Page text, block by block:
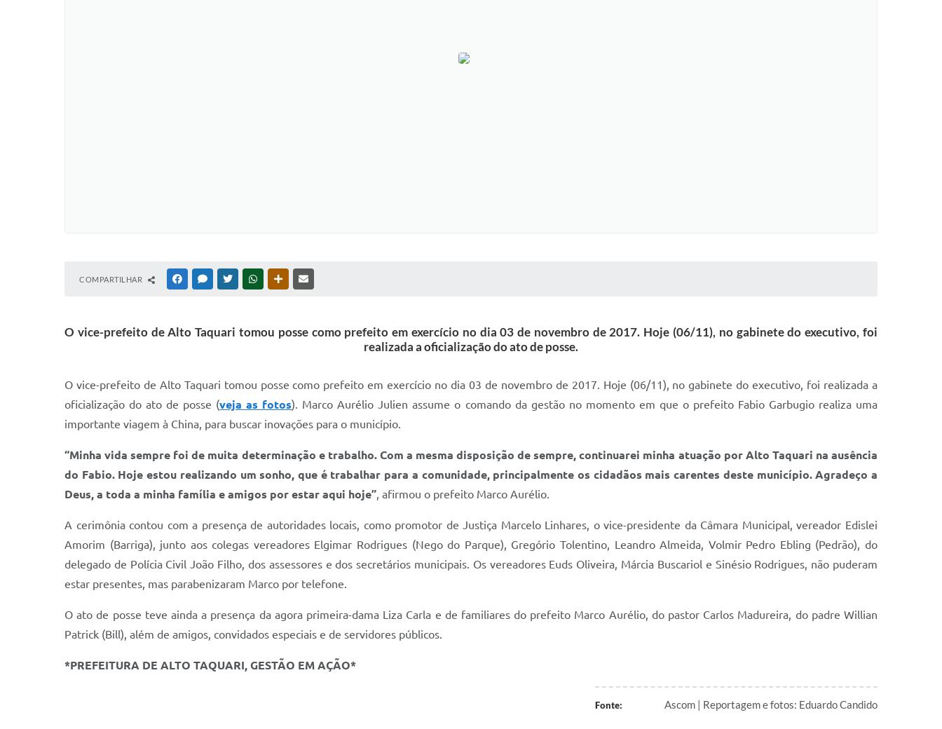
COMPARTILHAR FACEBOOKMESSENGER
TWITTERWHATSAPPOUTRAS MÍDIAS
O vice-prefeito de Alto Taquari tomou posse como prefeito em exercício no dia 03 de novembro de 2017. Hoje (06/11), no gabinete do executivo, foi
realizada a oficialização do ato de posse.
O vice-prefeito de Alto Taquari tomou posse como prefeito em exercício no dia 03 de novembro de 2017. Hoje (06/11), no gabinete do executivo, foi realizada a
oficialização do ato de posse (veja as fotos). Marco Aurélio Julien assume o comando da gestão no momento em que o prefeito Fabio Garbugio realiza uma
importante viagem à China, para buscar inovações para o município.
“Minha vida sempre foi de muita determinação e trabalho. Com a mesma disposição de sempre, continuarei minha atuação por Alto Taquari na ausência
do Fabio. Hoje estou realizando um sonho, que é trabalhar para a comunidade, principalmente os cidadãos mais carentes deste município. Agradeço a
Deus, a toda a minha família e amigos por estar aqui hoje”, afirmou o prefeito Marco Aurélio.
A cerimônia contou com a presença de autoridades locais, como promotor de Justiça Marcelo Linhares, o vice-presidente da Câmara Municipal, vereador Edislei
Amorim (Barriga), junto aos colegas vereadores Elgimar Rodrigues (Nego do Parque), Gregório Tolentino, Leandro Almeida, Volmir Pedro Ebling (Pedrão), do
delegado de Polícia Civil João Filho, dos assessores e dos secretários municipais. Os vereadores Euds Oliveira, Márcia Buscariol e Sinésio Rodrigues, não puderam
estar presentes, mas parabenizaram Marco por telefone.
O ato de posse teve ainda a presença da agora primeira-dama Liza Carla e de familiares do prefeito Marco Aurélio, do pastor Carlos Madureira, do padre Willian
Patrick (Bill), além de amigos, convidados especiais e de servidores públicos.
*PREFEITURA DE ALTO TAQUARI, GESTÃO EM AÇÃO*
Fonte: Ascom | Reportagem e fotos: Eduardo Candido